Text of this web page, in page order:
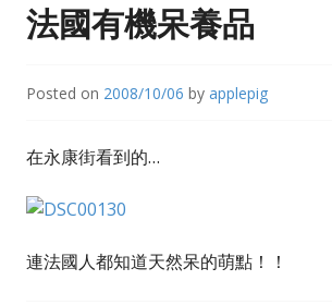
法國有機呆養品
Posted on 2008/10/06 by applepig
在永康街看到的…
連法國人都知道天然呆的萌點！！